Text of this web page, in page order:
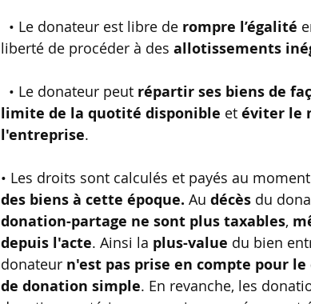
• Le donateur est libre de rompre l’égalité
liberté de procéder à des allotissements
• Le donateur peut répartir ses biens de
limite de la quotité disponible et éviter le
l'entreprise.
• Les droits sont calculés et payés au
des biens à cette époque. Au décès du
donation-partage ne sont plus taxables,
depuis l'acte. Ainsi la plus-value du bien
donateur n'est pas prise en compte pour
de donation simple. En revanche, les